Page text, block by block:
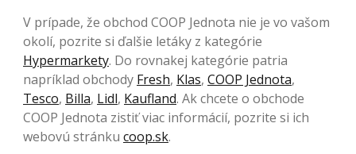
V prípade, že obchod COOP Jednota nie je vo vašom
okolí, pozrite si ďalšie letáky z kategórie
Hypermarkety. Do rovnakej kategórie patria
napríklad obchody Fresh, Klas, COOP Jednota,
Tesco, Billa, Lidl, Kaufland. Ak chcete o obchode
COOP Jednota zistiť viac informácií, pozrite si ich
webovú stránku coop.sk.